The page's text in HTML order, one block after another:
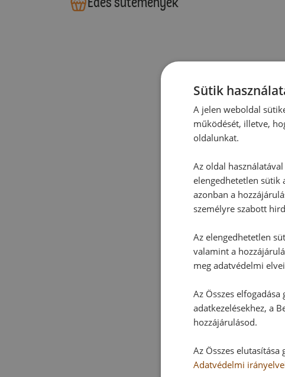
Sütik
A jelen weboldal
működését, illetve,
oldalunkat.
Az oldal
elengedhetetlen sütik
azonban a
személyre szabott
Az elengedhetetlen
valamint a
meg adatvédelmi
Az Összes
adatkezelésekhez, a
hozzájárulásod.
Az Összes
Adatvédelmi